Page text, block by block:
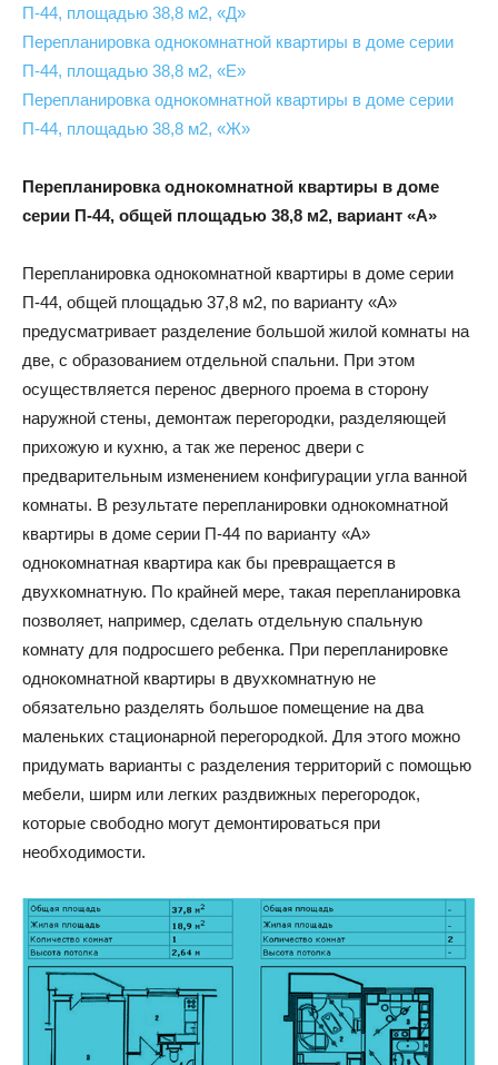
П-44, площадью 38,8 м2, «Д»
Перепланировка однокомнатной квартиры в доме серии
П-44, площадью 38,8 м2, «Е»
Перепланировка однокомнатной квартиры в доме серии
П-44, площадью 38,8 м2, «Ж»
Перепланировка однокомнатной квартиры в доме
серии П-44, общей площадью 38,8 м2, вариант «А»
Перепланировка однокомнатной квартиры в доме серии
П-44, общей площадью 37,8 м2, по варианту «А»
предусматривает разделение большой жилой комнаты на
две, с образованием отдельной спальни. При этом
осуществляется перенос дверного проема в сторону
наружной стены, демонтаж перегородки, разделяющей
прихожую и кухню, а так же перенос двери с
предварительным изменением конфигурации угла ванной
комнаты. В результате перепланировки однокомнатной
квартиры в доме серии П-44 по варианту «А»
однокомнатная квартира как бы превращается в
двухкомнатную. По крайней мере, такая перепланировка
позволяет, например, сделать отдельную спальную
комнату для подросшего ребенка. При перепланировке
однокомнатной квартиры в двухкомнатную не
обязательно разделять большое помещение на два
маленьких стационарной перегородкой. Для этого можно
придумать варианты с разделения территорий с помощью
мебели, ширм или легких раздвижных перегородок,
которые свободно могут демонтироваться при
необходимости.